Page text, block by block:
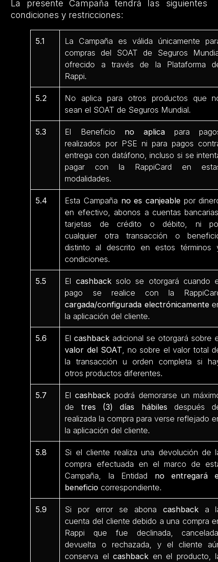
La presente Campaña tendrá las siguientes
condiciones y restricciones:
5.1
La Campaña es válida únicamente
compras del SOAT de Seguros
ofrecido a través de la Plataforma
Rappi.
5.2
No aplica para otros productos que
sean el SOAT de Seguros Mundial.
5.3 El Beneficio no aplica para
realizados por PSE ni para pagos
entrega con datáfono, incluso si se
pagar con la RappiCard en
modalidades.
5.4 Esta Campaña no es canjeable por
en efectivo, abonos a cuentas
tarjetas de crédito o débito, ni
cualquier otra transacción o
distinto al descrito en estos términos
condiciones.
5.5 El cashbacksolo se otorgará cuando
pago se realice con la
cargada/configurada electrónicamente
la aplicación del cliente.
5.6 Elcashback adicional se otorgará sobre
valor del SOAT, no sobre el valor total
la transacción u orden completa si
otros productos diferentes.
5.7 Elcashback podrá demorarse un
de tres (3) días hábiles después
realizada la compra para verse reflejado
la aplicación del cliente.
5.8
Si el cliente realiza una devolución de
compra efectuada en el marco de
Campaña, la Entidad no entregará
beneficio correspondiente.
5.9 Si por error se abona cashbacka
cuenta del cliente debido a una compra
Rappi que fue declinada,
devuelta o rechazada, y el cliente
conserva elcashback en el producto,